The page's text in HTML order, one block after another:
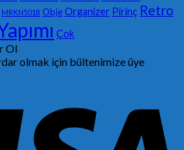
MRKN5018 ObjeOrganizer Pirinç Retro
Çok
Ol
olmak için bültenimize üye